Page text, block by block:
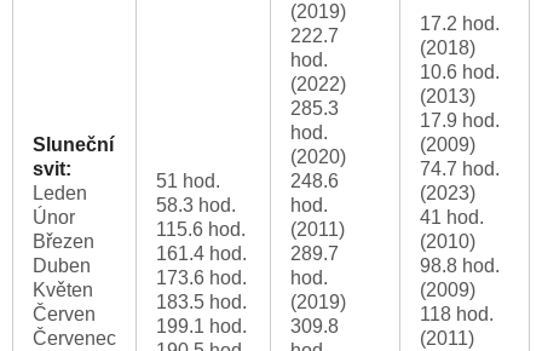
Sluneční
svit:
Leden
Únor
Březen
Duben
Květen
Červen
Červenec
51 hod.
58.3 hod.
115.6 hod.
161.4 hod.
173.6 hod.
183.5 hod.
199.1 hod.
(2019)
222.7
hod.
(2022)
285.3
hod.
(2020)
248.6
hod.
(2011)
289.7
hod.
(2019)
309.8
17.2 hod.
(2018)
10.6 hod.
(2013)
17.9 hod.
(2009)
74.7 hod.
(2023)
41 hod.
(2010)
98.8 hod.
(2009)
118 hod.
(2011)